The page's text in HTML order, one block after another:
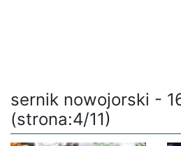
sernik nowojorski -
(strona:4/11)